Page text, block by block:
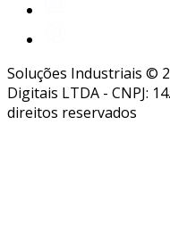
Soluções Industriais ©
Digitais LTDA - CNPJ:
direitos reservados